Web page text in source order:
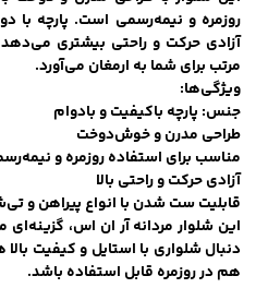
کیف مردانه
کفش مردانه
لباس زیر و راحتی
روزمره و نیمه‌رسمی است. پارچه با
آزادی حرکت و راحتی بیشتری
مرتب برای شما به ارمغان می‌آورد.
ویژگی‌ها:
جنس: پارچه باکیفیت و بادوام
طراحی مدرن و خوش‌دوخت
مناسب برای استفاده روزمره و
آزادی حرکت و راحتی بالا
قابلیت ست شدن با انواع پیراهن و
این شلوار مردانه آر ان اس،
دنبال شلواری با استایل و کیفیت
هم در روزمره قابل استفاده باشد.